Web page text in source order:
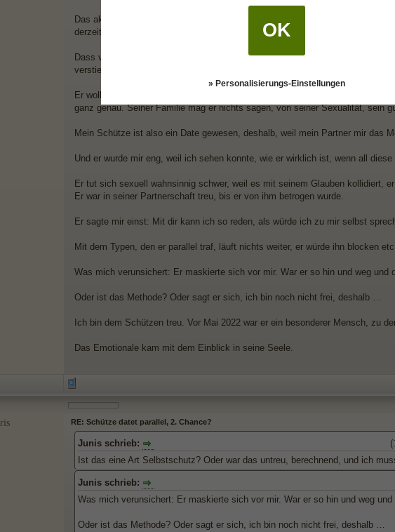
Das akzeptierte ich, was ich nicht hätte tun sollen. Mit ihm findet seit 2
derzeit. Sind 15 Jahre mit ihm, davon 7 monogam.
Dass vom
die Menschen nicht alles wissen, liegt an seiner
verstieß ihn.
Er wollte aktiv, dass ich seine Freunde kennen lerne. Seine Tante, bei der er
ganz genau. Seiner Familie mag er nichts sagen, von seiner Sexualität, sein
Mein Schütze ist also ein Date gewesen, deshalb, weil mein Partner mir das
Und er wurde mir eng, weil ich sehen konnte, wie er wirklich ist, wenn all
Er tut sich sexuell wahnsinnig schwer, weil es mit seinem Glauben kollidiert,
Er war in seiner Partnerschaft treu, bis er von ihm betrogen wurde.
Er sagte mir einst: Mit dir kann ich so reden, als würde ich zu mir selbst
Mit dem Typen, den er parallel traf, läuft nichts weiter, er würde ihn blocken
Was mich verunsichert: Er maskierte sich vor mir. War er so hin und weg und
Oder ist das Methode? Oder sagt er sich, ich bin noch nicht frei, deshalb …
Ich bin dem Schützen treu. Vor Mai 2022 war er ein besonderer Mensch, zu
Das Emotionale kam mit dem Einblick in seine Seele.
RE: Schütze datet parallel, 2. Chance?
Junis schrieb:
Ist das eine Art Selbstschutz? Oder war das untreu, berechnend, und ich
Junis schrieb:
Was mich verunsichert: Er maskierte sich vor mir. War er so hin und weg
Oder ist das Methode? Oder sagt er sich, ich bin noch nicht frei, deshalb …
OK
» Personalisierungs-Einstellungen